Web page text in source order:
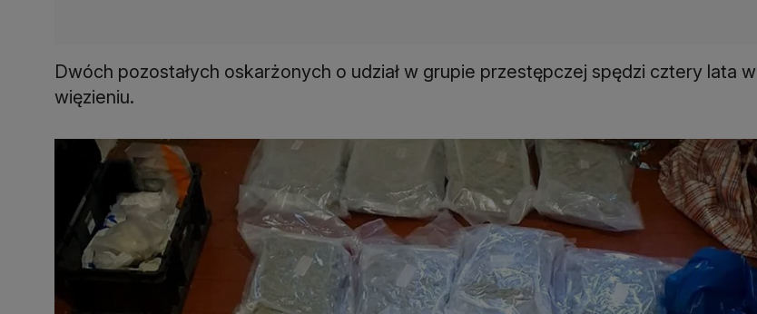
Dwóch pozostałych oskarżonych o udział w grupie przestępczej spędzi cztery lata w
więzieniu.